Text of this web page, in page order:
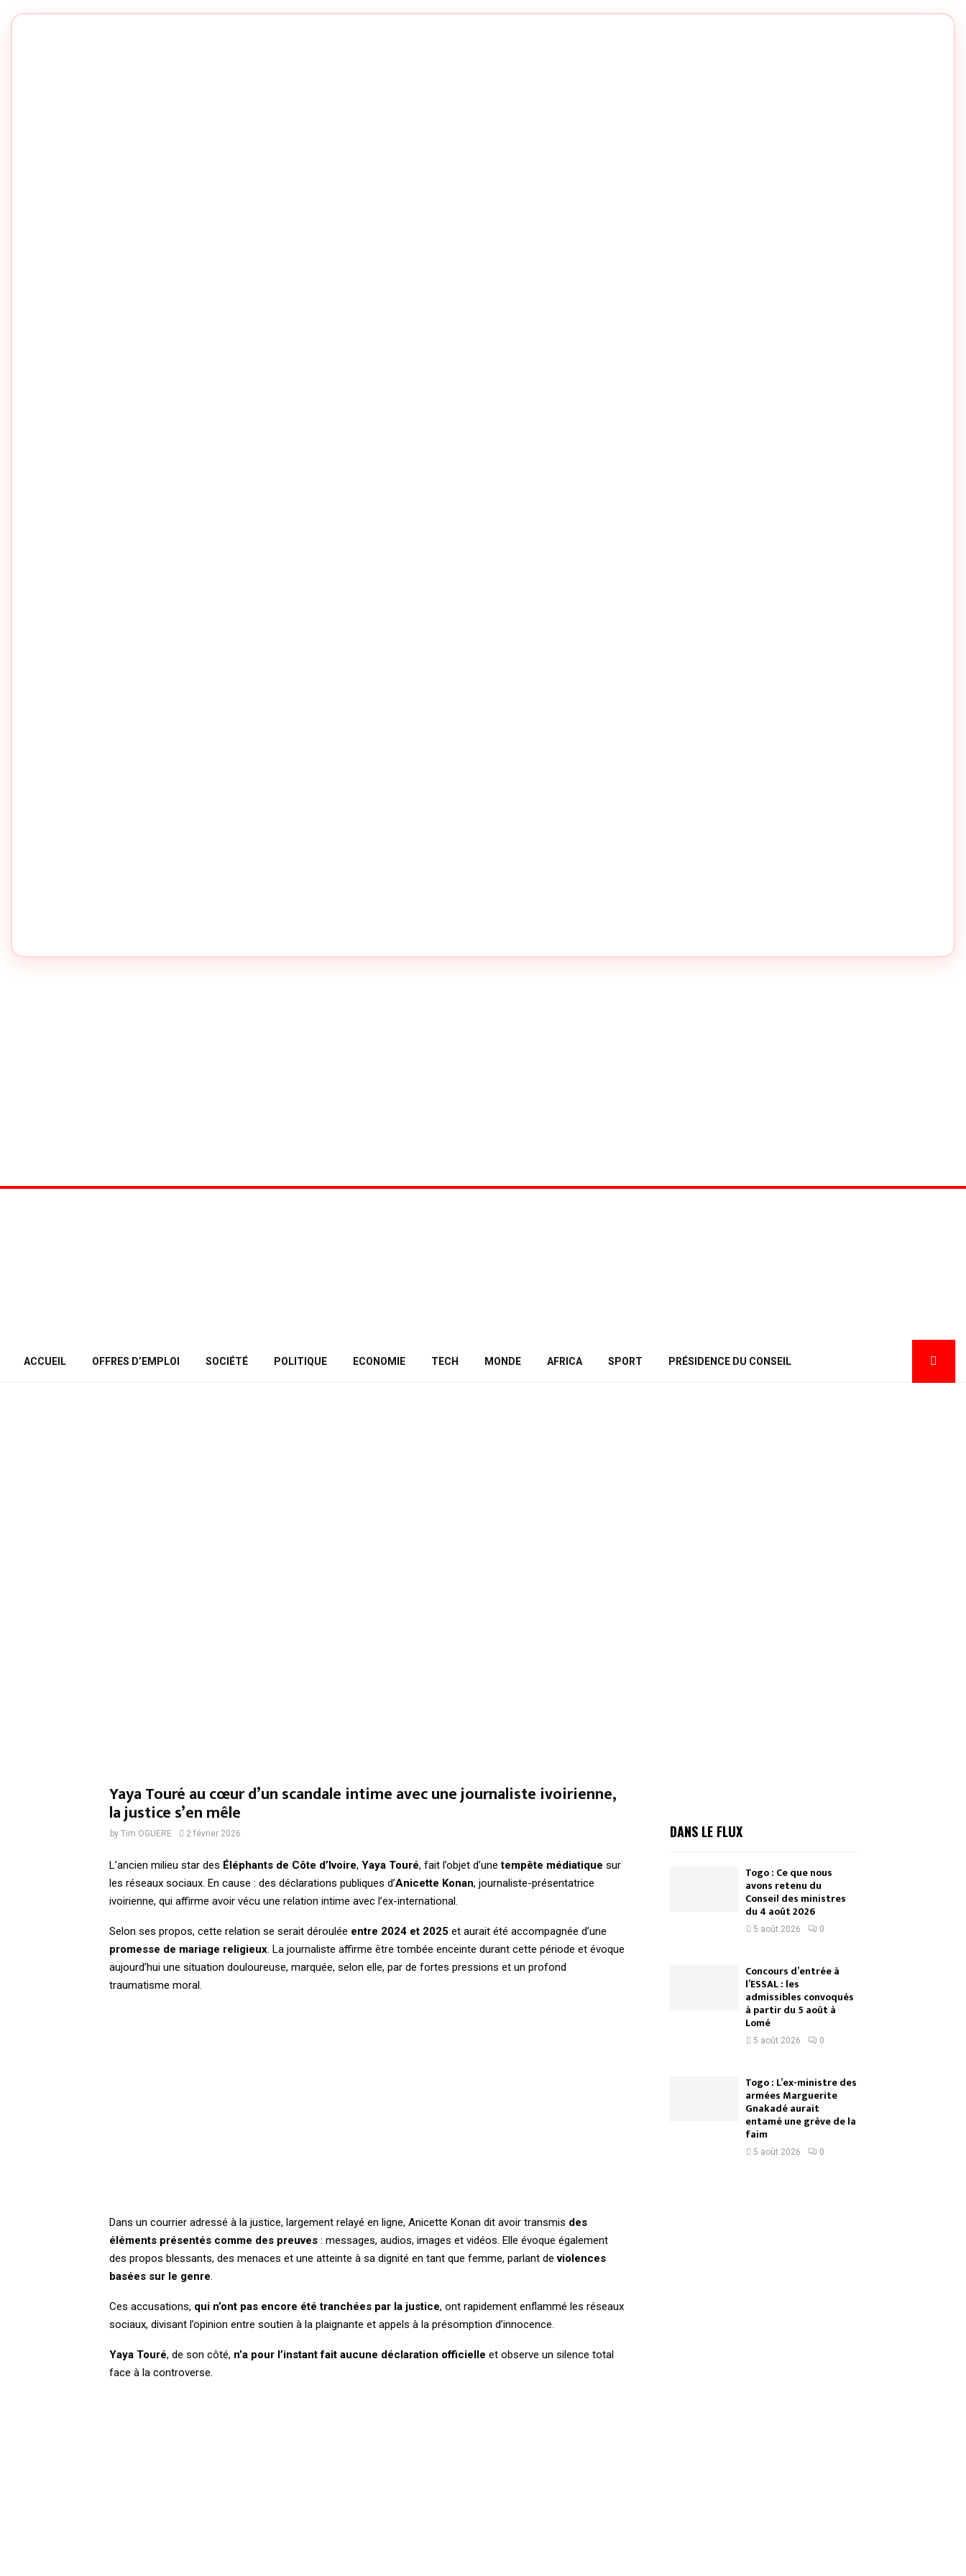
ACCUEIL OFFRES D’EMPLOI SOCIÉTÉ POLITIQUE ECONOMIE TECH MONDE AFRICA SPORT PRÉSIDENCE DU CONSEIL
Yaya Touré au cœur d’un scandale intime avec une journaliste ivoirienne,
la justice s’en mêle
by Tim OGUERE 2 février 2026
L’ancien milieu star des Éléphants de Côte d’Ivoire, Yaya Touré, fait l’objet d’unetempête médiatique sur
les réseaux sociaux. En cause : des déclarations publiques d’Anicette Konan, journaliste-présentatrice
ivoirienne, qui affirme avoir vécu une relation intime avec l’ex-international.
Selon ses propos, cette relation se serait déroulée entre 2024 et 2025 et aurait été accompagnée d’une
promesse de mariage religieux . La journaliste affirme être tombée enceinte durant cette période et évoque
aujourd’hui une situation douloureuse, marquée, selon elle, par de fortes pressions et un profond
traumatisme moral.
Dans un courrier adressé à la justice, largement relayé en ligne, Anicette Konan dit avoir transmis des
éléments présentés comme des preuves : messages, audios, images et vidéos. Elle évoque également
des propos blessants, des menaces et une atteinte à sa dignité en tant que femme, parlant deviolences
basées sur le genre
Ces accusations, qui n’ont pas encore été tranchées par la justice, ont rapidement enflammé les réseaux
sociaux, divisant l’opinion entre soutien à la plaignante et appels à la présomption d’innocence.
Yaya Touré, de son côté, n’a pour l’instant fait aucune déclaration officielle et observe un silence total
face à la controverse.
DANS LE FLUX
Togo : Ce que nous
avons retenu du
Conseil des ministres
du 4 août 2026
5 août 2026 0
Concours d’entrée à
l’ESSAL : les
admissibles convoqués
à partir du 5 août à
Lomé
5 août 2026 0
Togo : L’ex-ministre des
armées Marguerite
Gnakadé aurait
entamé une grève de la
faim
5 août 2026 0